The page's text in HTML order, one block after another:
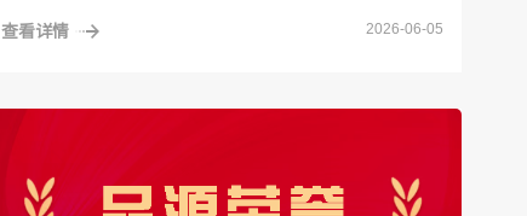
查看详情 2026-06-05